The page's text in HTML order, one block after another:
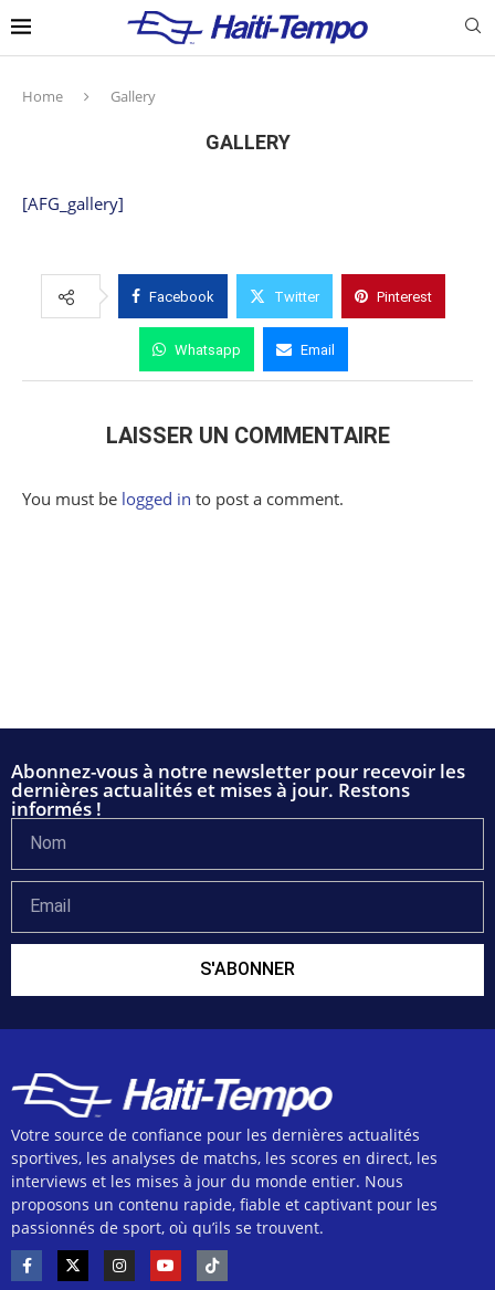
Home Gallery
GALLERY
[AFG_gallery]
Facebook Twitter Pinterest
Whatsapp Email
LAISSER UN COMMENTAIRE
You must be logged in to post a comment.
Abonnez-vous à notre newsletter pour recevoir les
dernières actualités et mises à jour. Restons
informés !
S'ABONNER
Votre source de confiance pour les dernières actualités
sportives, les analyses de matchs, les scores en direct, les
interviews et les mises à jour du monde entier. Nous
proposons un contenu rapide, fiable et captivant pour les
passionnés de sport, où qu’ils se trouvent.